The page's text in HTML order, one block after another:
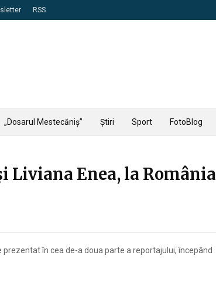
RSS
„Dosarul Mestecăniș” Știri Sport FotoBlog
Liviana Enea, la România
prezentat în cea de-a doua parte a reportajului, începând